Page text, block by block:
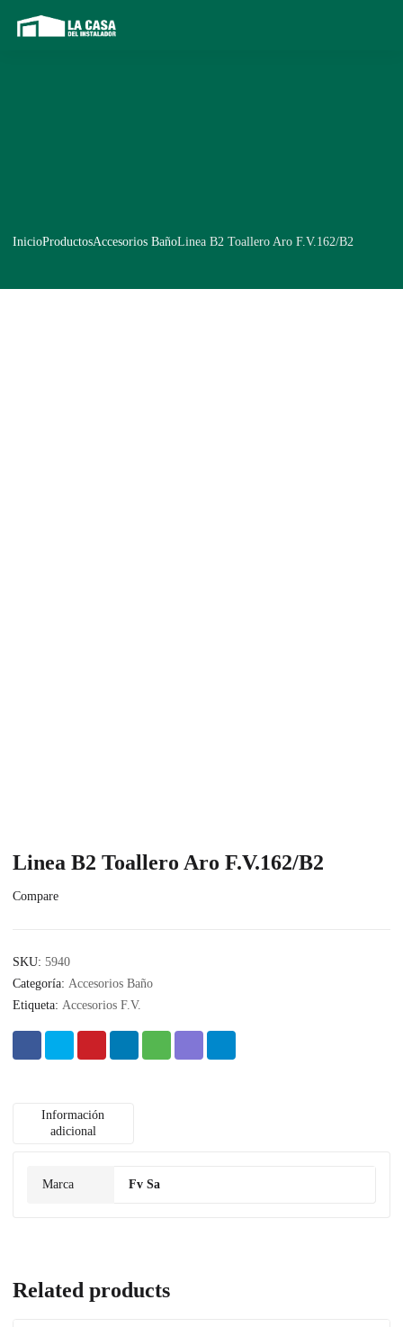
InicioProductosAccesorios BañoLinea B2 Toallero Aro F.V.162/B2
Linea B2 Toallero Aro F.V.162/B2
Compare
SKU: 5940
Categoría: Accesorios Baño
Etiqueta: Accesorios F.V.
Información
adicional
Marca Fv Sa
Related products